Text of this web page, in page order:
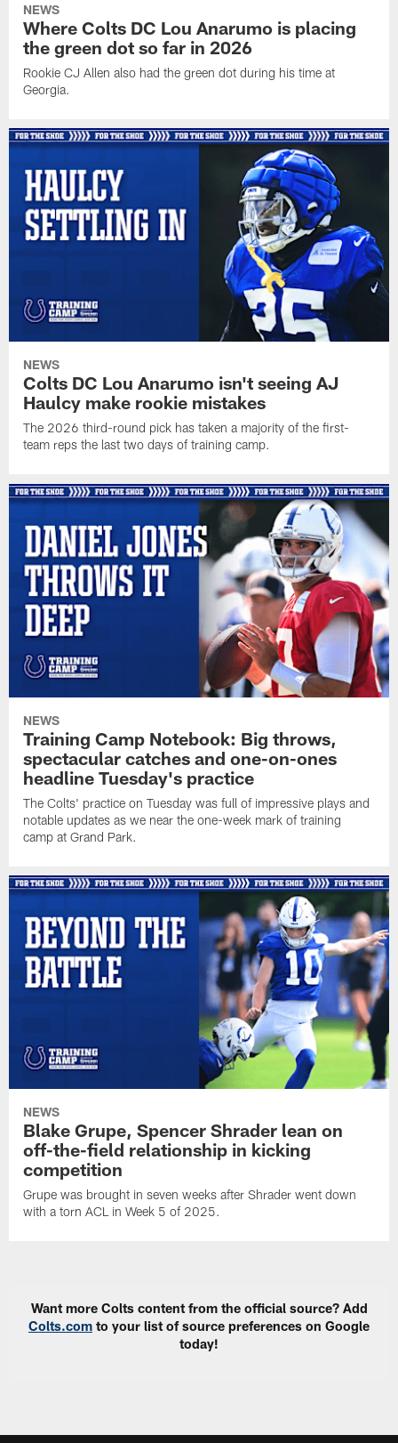
NEWS
Where Colts DC Lou Anarumo is placing
the green dot so far in 2026
Rookie CJ Allen also had the green dot during his time at
Georgia.
NEWS
Colts DC Lou Anarumo isn't seeing AJ
Haulcy make rookie mistakes
The 2026 third-round pick has taken a majority of the first-
team reps the last two days of training camp.
NEWS
Training Camp Notebook: Big throws,
spectacular catches and one-on-ones
headline Tuesday's practice
The Colts' practice on Tuesday was full of impressive plays and
notable updates as we near the one-week mark of training
camp at Grand Park.
NEWS
Blake Grupe, Spencer Shrader lean on
off-the-field relationship in kicking
competition
Grupe was brought in seven weeks after Shrader went down
with a torn ACL in Week 5 of 2025.
Want more Colts content from the official source? Add
Colts.com to your list of source preferences on Google
today!